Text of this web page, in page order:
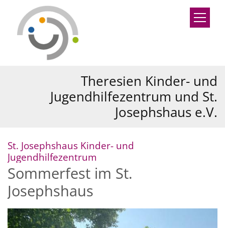
Zum Inhalt springen
Theresien Kinder- und
Jugendhilfezentrum und St.
Josephshaus e.V.
St. Josephshaus Kinder- und
Jugendhilfezentrum
Sommerfest im St.
Josephshaus